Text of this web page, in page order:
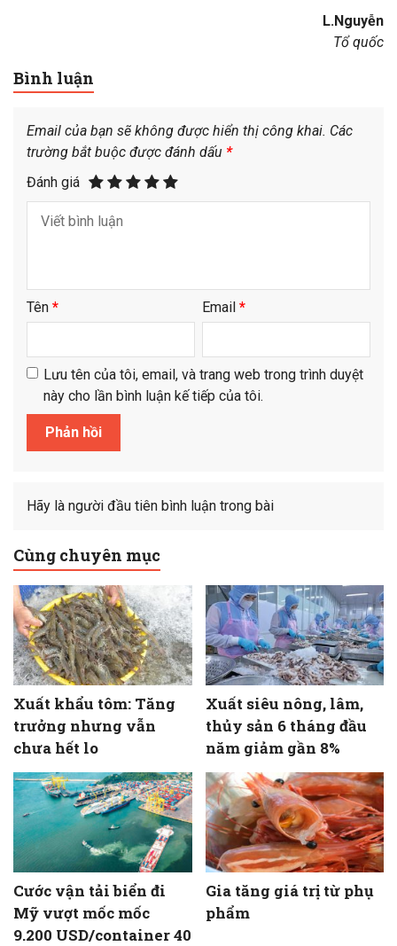
L.Nguyễn
Tổ quốc
Bình luận
Email của bạn sẽ không được hiển thị công khai. Các
trường bắt buộc được đánh dấu *
Đánh giá
Tên * Email *
Lưu tên của tôi, email, và trang web trong trình duyệt
này cho lần bình luận kế tiếp của tôi.
Hãy là người đầu tiên bình luận trong bài
Cùng chuyên mục
Xuất khẩu tôm: Tăng
trưởng nhưng vẫn
chưa hết lo
Xuất siêu nông, lâm,
thủy sản 6 tháng đầu
năm giảm gần 8%
Cước vận tải biển đi
Mỹ vượt mốc mốc
9.200 USD/container 40
Gia tăng giá trị từ phụ
phẩm